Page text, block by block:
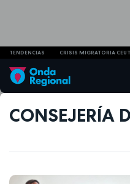
TENDENCIAS CRISIS MIGRATORIA
CONSEJERÍA